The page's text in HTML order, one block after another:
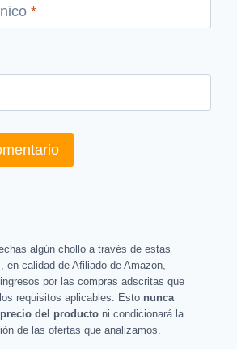
*
algún chollo a través de estas
en calidad de Afiliado de Amazon,
por las compras adscritas que
requisitos aplicables. Esto nunca
del producto ni condicionará la
de las ofertas que analizamos.